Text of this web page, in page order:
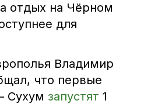
отдых на Чёрном
для
Владимир
что первые
Сухум запустят 1